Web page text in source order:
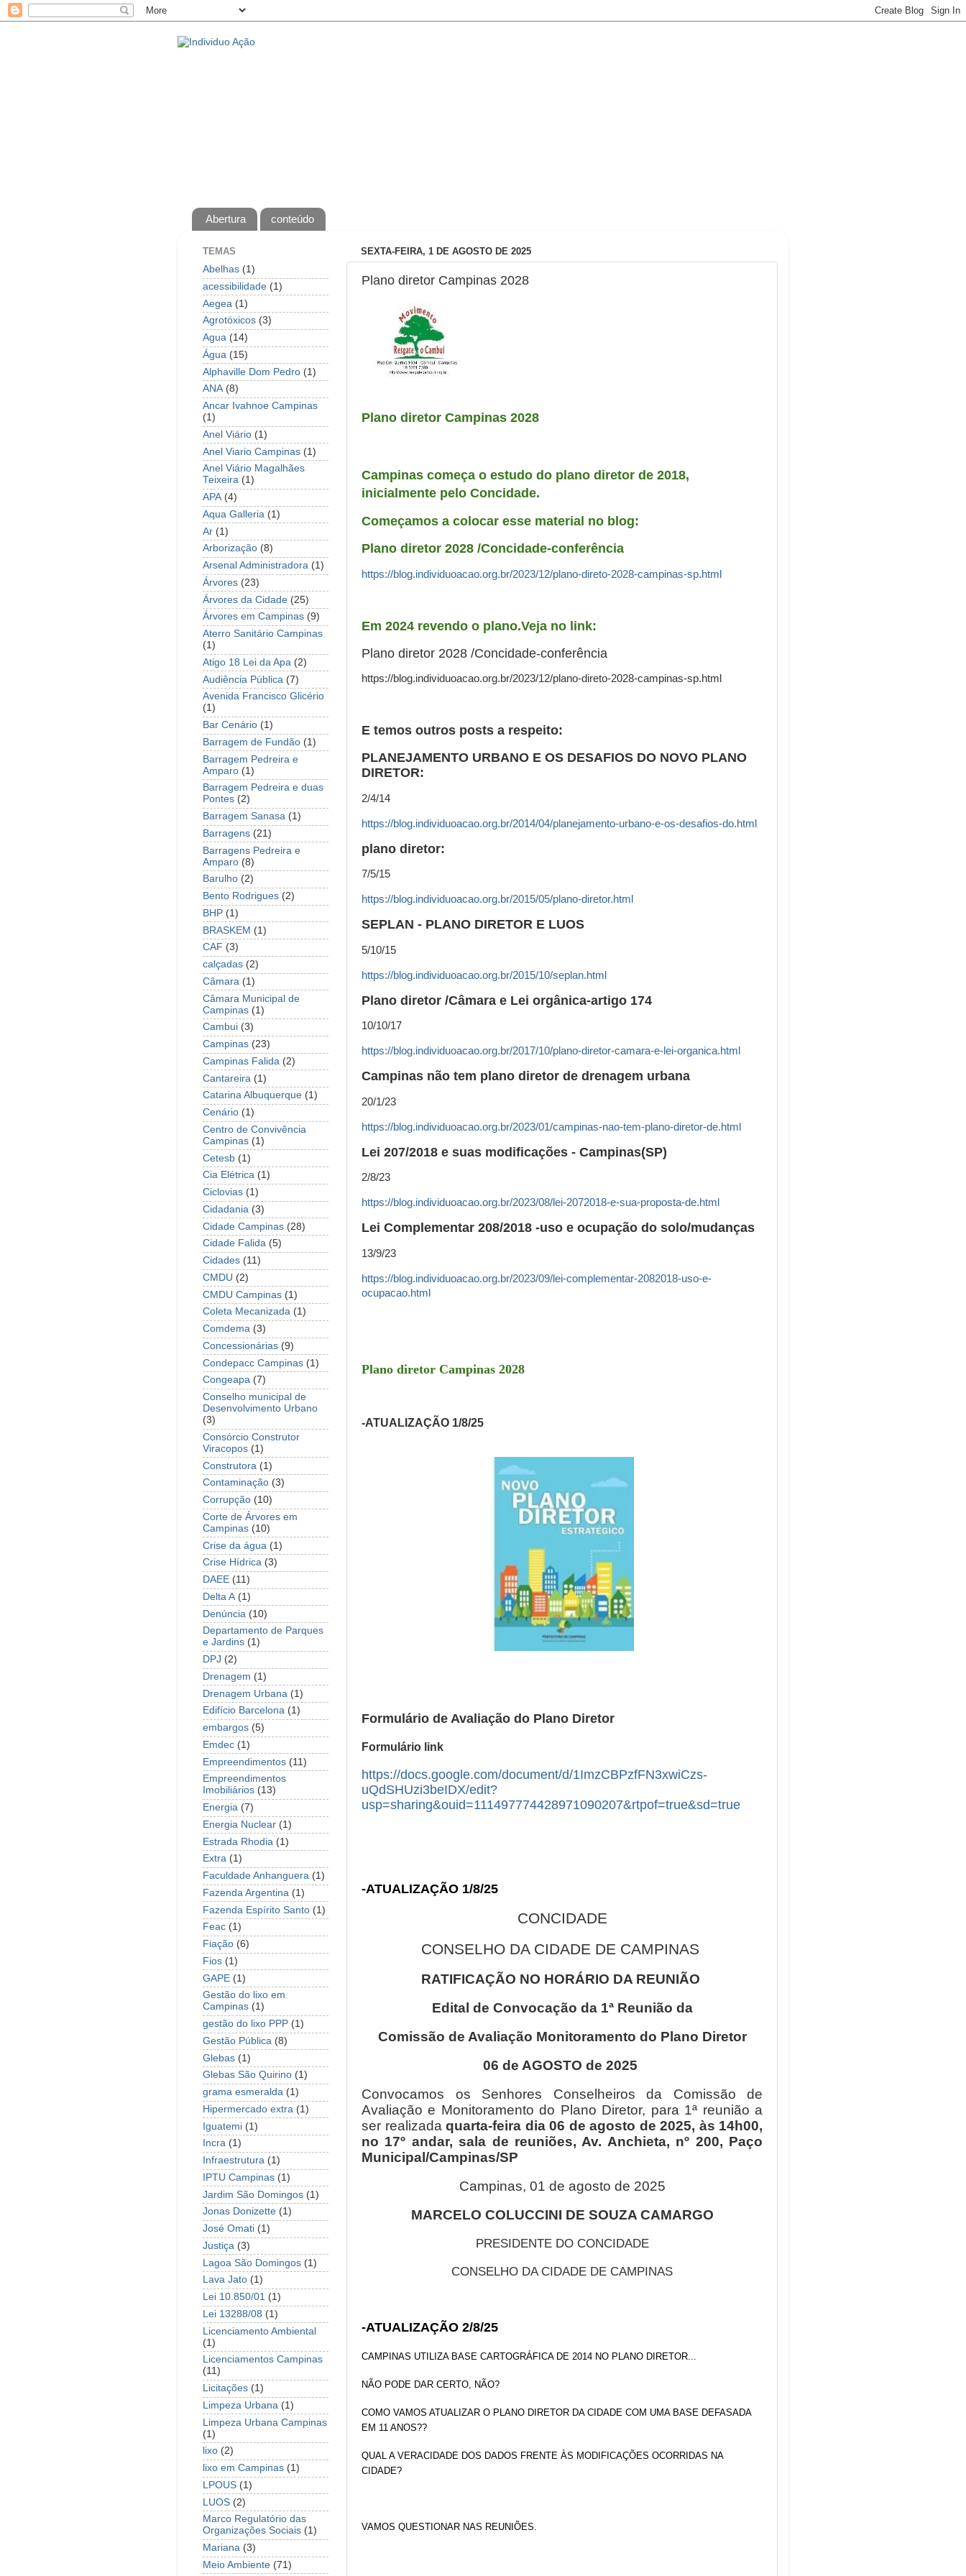
Abertura conteúdo
SEXTA-FEIRA, 1 DE AGOSTO DE 2025
Plano diretor Campinas 2028
Plano diretor Campinas 2028
Campinas começa o estudo do plano diretor de 2018,
inicialmente pelo Concidade.
Começamos a colocar esse material no blog:
Plano diretor 2028 /Concidade-conferência
https://blog.individuoacao.org.br/2023/12/plano-direto-2028-campinas-sp.html
Em 2024 revendo o plano.Veja no link:
Plano diretor 2028 /Concidade-conferência
https://blog.individuoacao.org.br/2023/12/plano-direto-2028-campinas-sp.html
E temos outros posts a respeito:
PLANEJAMENTO URBANO E OS DESAFIOS DO NOVO PLANO
DIRETOR:
2/4/14
https://blog.individuoacao.org.br/2014/04/planejamento-urbano-e-os-desafios-do.html
plano diretor:
7/5/15
https://blog.individuoacao.org.br/2015/05/plano-diretor.html
SEPLAN - PLANO DIRETOR E LUOS
5/10/15
https://blog.individuoacao.org.br/2015/10/seplan.html
Plano diretor /Câmara e Lei orgânica-artigo 174
10/10/17
https://blog.individuoacao.org.br/2017/10/plano-diretor-camara-e-lei-organica.html
Campinas não tem plano diretor de drenagem urbana
20/1/23
https://blog.individuoacao.org.br/2023/01/campinas-nao-tem-plano-diretor-de.html
Lei 207/2018 e suas modificações - Campinas(SP)
2/8/23
https://blog.individuoacao.org.br/2023/08/lei-2072018-e-sua-proposta-de.html
Lei Complementar 208/2018 -uso e ocupação do solo/mudanças
13/9/23
https://blog.individuoacao.org.br/2023/09/lei-complementar-2082018-uso-e-
ocupacao.html
Plano diretor Campinas 2028
-ATUALIZAÇÃO 1/8/25
Formulário de Avaliação do Plano Diretor
Formulário link
https://docs.google.com/document/d/1ImzCBPzfFN3xwiCzs-
uQdSHUzi3beIDX/edit?
usp=sharing&ouid=111497774428971090207&rtpof=true&sd=true
-ATUALIZAÇÃO 1/8/25
CONCIDADE
CONSELHO DA CIDADE DE CAMPINAS
RATIFICAÇÃO NO HORÁRIO DA REUNIÃO
Edital de Convocação da 1ª Reunião da
Comissão de Avaliação Monitoramento do Plano Diretor
06 de AGOSTO de 2025
Convocamos os Senhores Conselheiros da Comissão de
Avaliação e Monitoramento do Plano Diretor, para 1ª reunião a
ser realizada quarta-feira dia 06 de agosto de 2025, às 14h00,
no 17º andar, sala de reuniões, Av. Anchieta, nº 200, Paço
Municipal/Campinas/SP
Campinas, 01 de agosto de 2025
MARCELO COLUCCINI DE SOUZA CAMARGO
PRESIDENTE DO CONCIDADE
CONSELHO DA CIDADE DE CAMPINAS
-ATUALIZAÇÃO 2/8/25
CAMPINAS UTILIZA BASE CARTOGRÁFICA DE 2014 NO PLANO DIRETOR...
NÃO PODE DAR CERTO, NÃO?
COMO VAMOS ATUALIZAR O PLANO DIRETOR DA CIDADE COM UMA BASE DEFASADA
EM 11 ANOS??
QUAL A VERACIDADE DOS DADOS FRENTE ÀS MODIFICAÇÕES OCORRIDAS NA
CIDADE?
VAMOS QUESTIONAR NAS REUNIÕES.
TEMAS
Abelhas (1)
acessibilidade (1)
Aegea (1)
Agrotóxicos (3)
Agua (14)
Água (15)
Alphaville Dom Pedro (1)
ANA (8)
Ancar Ivahnoe Campinas
(1)
Anel Viário (1)
Anel Viario Campinas (1)
Anel Viário Magalhães
Teixeira (1)
APA (4)
Aqua Galleria (1)
Ar (1)
Arborização (8)
Arsenal Administradora (1)
Árvores (23)
Árvores da Cidade (25)
Árvores em Campinas (9)
Aterro Sanitário Campinas
(1)
Atigo 18 Lei da Apa (2)
Audiência Pública (7)
Avenida Francisco Glicério
(1)
Bar Cenário (1)
Barragem de Fundão (1)
Barragem Pedreira e
Amparo (1)
Barragem Pedreira e duas
Pontes (2)
Barragem Sanasa (1)
Barragens (21)
Barragens Pedreira e
Amparo (8)
Barulho (2)
Bento Rodrigues (2)
BHP (1)
BRASKEM (1)
CAF (3)
calçadas (2)
Câmara (1)
Câmara Municipal de
Campinas (1)
Cambui (3)
Campinas (23)
Campinas Falida (2)
Cantareira (1)
Catarina Albuquerque (1)
Cenário (1)
Centro de Convivência
Campinas (1)
Cetesb (1)
Cia Elétrica (1)
Ciclovias (1)
Cidadania (3)
Cidade Campinas (28)
Cidade Falida (5)
Cidades (11)
CMDU (2)
CMDU Campinas (1)
Coleta Mecanizada (1)
Comdema (3)
Concessionárias (9)
Condepacc Campinas (1)
Congeapa (7)
Conselho municipal de
Desenvolvimento Urbano
(3)
Consórcio Construtor
Viracopos (1)
Construtora (1)
Contaminação (3)
Corrupção (10)
Corte de Árvores em
Campinas (10)
Crise da água (1)
Crise Hídrica (3)
DAEE (11)
Delta A (1)
Denúncia (10)
Departamento de Parques
e Jardins (1)
DPJ (2)
Drenagem (1)
Drenagem Urbana (1)
Edifício Barcelona (1)
embargos (5)
Emdec (1)
Empreendimentos (11)
Empreendimentos
Imobiliários (13)
Energia (7)
Energia Nuclear (1)
Estrada Rhodia (1)
Extra (1)
Faculdade Anhanguera (1)
Fazenda Argentina (1)
Fazenda Espírito Santo (1)
Feac (1)
Fiação (6)
Fios (1)
GAPE (1)
Gestão do lixo em
Campinas (1)
gestão do lixo PPP (1)
Gestão Pública (8)
Glebas (1)
Glebas São Quirino (1)
grama esmeralda (1)
Hipermercado extra (1)
Iguatemi (1)
Incra (1)
Infraestrutura (1)
IPTU Campinas (1)
Jardim São Domingos (1)
Jonas Donizette (1)
José Omati (1)
Justiça (3)
Lagoa São Domingos (1)
Lava Jato (1)
Lei 10.850/01 (1)
Lei 13288/08 (1)
Licenciamento Ambiental
(1)
Licenciamentos Campinas
(11)
Licitações (1)
Limpeza Urbana (1)
Limpeza Urbana Campinas
(1)
lixo (2)
lixo em Campinas (1)
LPOUS (1)
LUOS (2)
Marco Regulatório das
Organizações Sociais (1)
Mariana (3)
Meio Ambiente (71)